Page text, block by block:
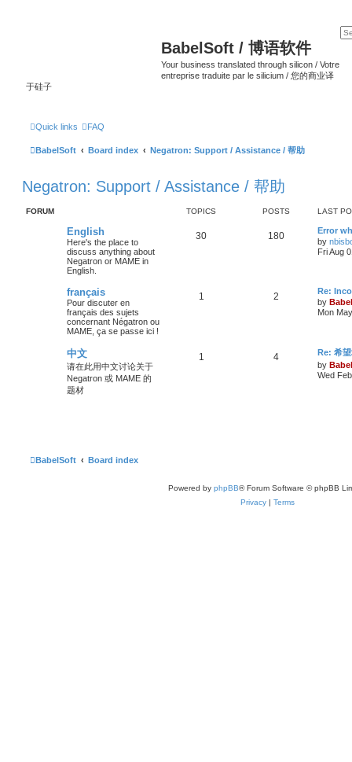
BabelSoft / 博语软件
Your business translated through silicon / Votre
entreprise traduite par le silicium / 您的商业译
于硅子
Quick links FAQ
BabelSoft Board index Negatron: Support / Assistance / 帮助
Negatron: Support / Assistance / 帮助
FORUM TOPICS POSTS LAST
English
Here's the place to
discuss anything about
Negatron or MAME in
English.
30 180
Error
by
Fri Aug
français
Pour discuter en
français des sujets
concernant Négatron ou
MAME, ça se passe ici !
1 2
Re:
by
Mon
中文
请在此用中文讨论关于
Negatron 或 MAME 的
题材
1 4
Re: 希
by
Wed
BabelSoft Board index
Powered by phpBB® Forum Software © phpBB
Privacy | Terms